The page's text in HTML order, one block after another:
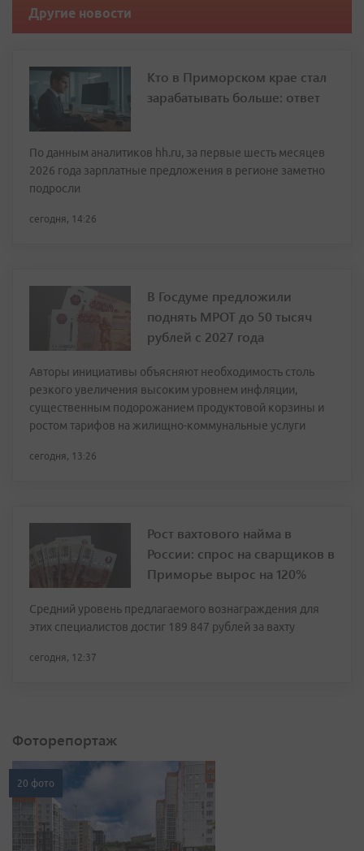
Другие новости
Кто в Приморском крае стал
зарабатывать больше: ответ
По данным аналитиков hh.ru, за первые шесть месяцев
2026 года зарплатные предложения в регионе заметно
подросли
сегодня, 14:26
В Госдуме предложили
поднять МРОТ до 50 тысяч
рублей с 2027 года
Авторы инициативы объясняют необходимость столь
резкого увеличения высоким уровнем инфляции,
существенным подорожанием продуктовой корзины и
ростом тарифов на жилищно-коммунальные услуги
сегодня, 13:26
Рост вахтового найма в
России: спрос на сварщиков в
Приморье вырос на 120%
Средний уровень предлагаемого вознаграждения для
этих специалистов достиг 189 847 рублей за вахту
сегодня, 12:37
Фоторепортаж
20 фото